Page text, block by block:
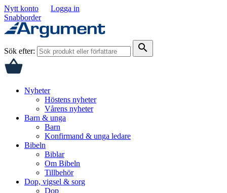
Nytt konto
Logga in
Snabborder
Sök efter: search
Nyheter
Höstens nyheter
Vårens nyheter
Barn & unga
Barn
Konfirmand & unga ledare
Bibeln
Biblar
Om Bibeln
Tillbehör
Dop, vigsel & sorg
Dop